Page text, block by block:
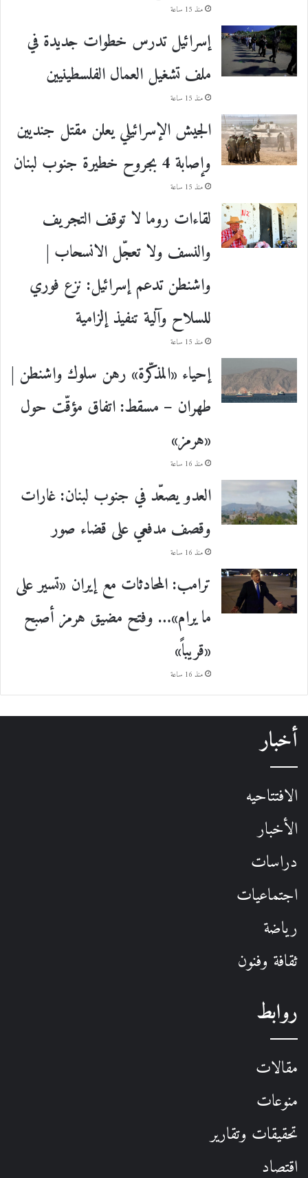
منذ 15 ساعة
إسرائيل تدرس خطوات جديدة في
ملف تشغيل العمال الفلسطينيين
منذ 15 ساعة
الجيش الإسرائيلي يعلن مقتل جنديين
وإصابة 4 بجروح خطيرة جنوب لبنان
منذ 15 ساعة
لقاءات روما لا توقف التجريف
والنسف ولا تعجّل الانسحاب |
واشنطن تدعم إسرائيل: نزع فوري
للسلاح وآلية تنفيذ إلزامية
منذ 15 ساعة
إحياء «المذكّرة» رهن سلوك واشنطن |
طهران – مسقط: اتفاق مؤقّت حول
«هرمز»
منذ 16 ساعة
العدو يصعّد في جنوب لبنان: غارات
وقصف مدفعي على قضاء صور
منذ 16 ساعة
ترامب: المحادثات مع إيران «تسير على
ما يرام»… وفتح مضيق هرمز أصبح
«قريباً»
منذ 16 ساعة
أخبار
الافتتاحيه
الأخبار
دراسات
اجتماعيات
رياضة
ثقافة وفنون
روابط
مقالات
منوعات
تحقيقات وتقارير
اقتصاد